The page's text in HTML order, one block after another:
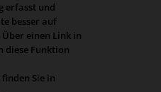
erfasst und
besser auf
einen Link in
diese Funktion
Sie in